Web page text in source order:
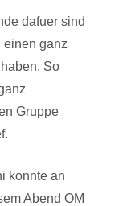
dafuer sind
einen ganz
So
Gruppe
konnte an
Abend OM